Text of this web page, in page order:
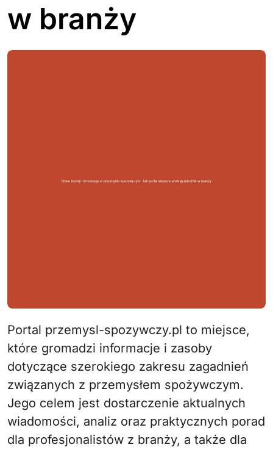
w branży
Portal przemysl-spozywczy.pl to miejsce,
które gromadzi informacje i zasoby
dotyczące szerokiego zakresu zagadnień
związanych z przemysłem spożywczym.
Jego celem jest dostarczenie aktualnych
wiadomości, analiz oraz praktycznych porad
dla profesjonalistów z branży, a także dla